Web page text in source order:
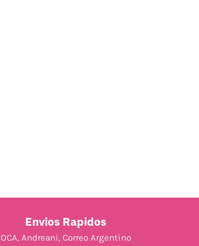
Envios Rapidos
OCA, Andreani, Correo Argentino